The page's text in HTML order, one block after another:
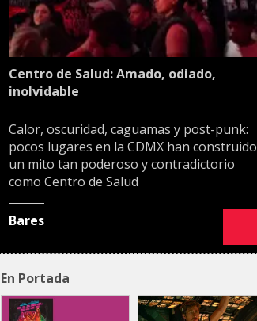
Centro de Salud: Amado, odiado,
inolvidable
Calor, oscuridad, caguamas y post-punk:
pocos lugares en la CDMX han construido
un mito tan poderoso y contradictorio
como Centro de Salud
Bares
En Portada